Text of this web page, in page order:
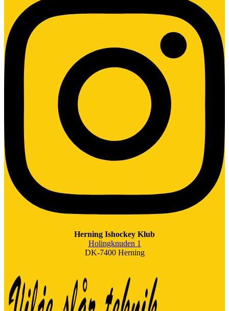
Herning Ishockey Klub
Holingknuden 1
DK-7400 Herning